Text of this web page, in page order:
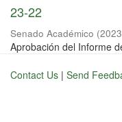
23-22
Senado Académico (
Aprobación del Informe
Contact Us | Send